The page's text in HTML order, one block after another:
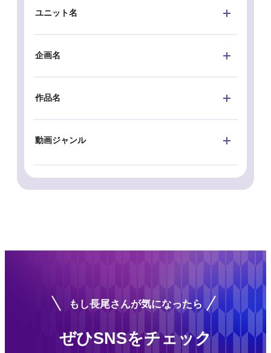
ユニット名
企画名
作品名
動画ジャンル
もし長尾さんが気になったら
ぜひSNSをチェック